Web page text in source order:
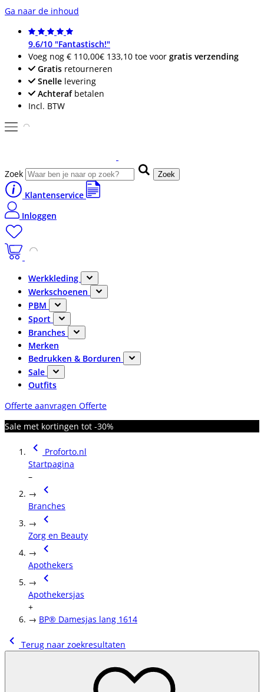
Ga naar de inhoud
9.6/10 "Fantastisch!"
Voeg nog € 110,00€ 133,10 toe voor gratis verzending
Gratis retourneren
Snelle levering
Achterafbetalen
Incl. BTW
Zoek Zoek
Klantenservice
Inloggen
Werkkleding
Werkschoenen
PBM
Sport
Branches
Merken
Bedrukken & Borduren
Sale
Outfits
Offerte aanvragen Offerte
Sale met kortingen tot -30%
Proforto.nl
Startpagina
–
→
Branches
→
Zorg en Beauty
→
Apothekers
→
Apothekersjas
+
→ BP® Damesjas lang 1614
Terug naar zoekresultaten